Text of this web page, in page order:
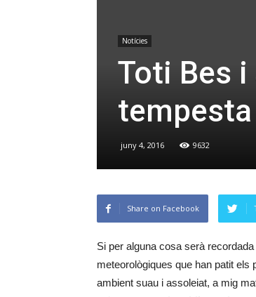
Notícies
Toti Bes
juny 4, 2016 9632
Share on Facebook
Si per alguna cosa serà recordada
meteorològiques que han patit els
ambient suau i assoleiat, a mig